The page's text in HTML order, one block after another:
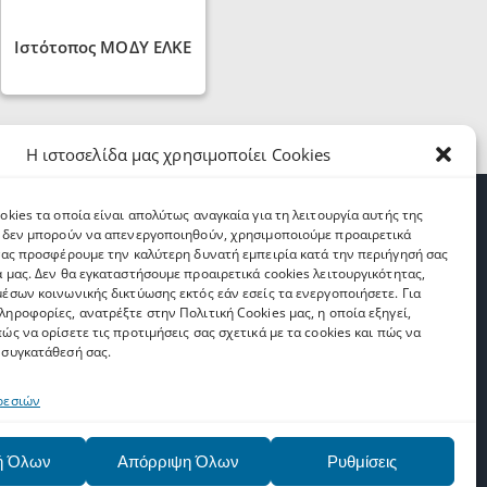
Η ιστοσελίδα μας χρησιμοποίει Cookies
τα οποία είναι απολύτως αναγκαία για τη λειτουργία αυτής της
δεν μπορούν να απενεργοποιηθούν, χρησιμοποιούμε προαιρετικά
προσφέρουμε την καλύτερη δυνατή εμπειρία κατά την περιήγησή σας
μας. Δεν θα εγκαταστήσουμε προαιρετικά cookies λειτουργικότητας,
κοινωνικής δικτύωσης εκτός εάν εσείς τα ενεργοποιήσετε. Για
ανατρέξτε στην Πολιτική Cookies μας, η οποία εξηγεί,
να ορίσετε τις προτιμήσεις σας σχετικά με τα cookies και πώς να
σας.
Όλων Απόρριψη Όλων Ρυθμίσεις
Ιστότοπος ΜΟΔΥ ΕΛΚΕ
AAI
Network
Εγγραφή στο Upnet News (2,331)
Email*
Αποδέχομαι τουςόρους
χρήσης